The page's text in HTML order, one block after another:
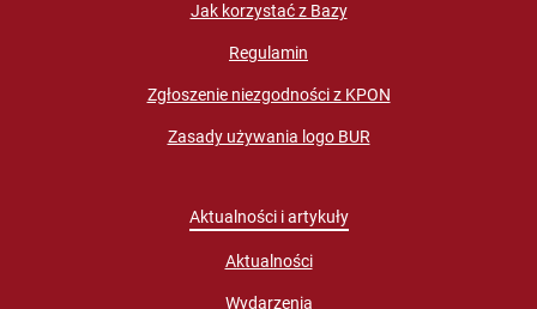
Jak korzystać z Bazy
Regulamin
Zgłoszenie niezgodności z KPON
Zasady używania logo BUR
Aktualności i artykuły
Aktualności
Wydarzenia